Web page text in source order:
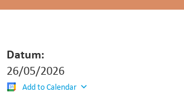
Datum:
26/05/2026
Add to Calendar